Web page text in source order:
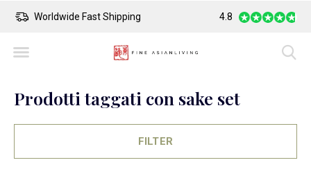
Worldwide Fast Shipping Safe Payment
4.8
Prodotti taggati con sake set
FILTER